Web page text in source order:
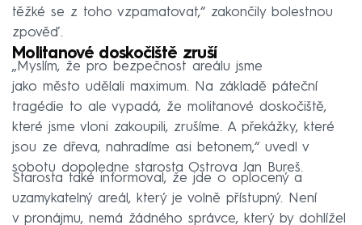
těžké se z toho vzpamatovat,“ zakončily bolestnou
zpověď.
Molitanové doskočiště zruší
„Myslím, že pro bezpečnost areálu jsme
jako město udělali maximum. Na základě páteční
tragédie to ale vypadá, že molitanové doskočiště,
které jsme vloni zakoupili, zrušíme. A překážky, které
jsou ze dřeva, nahradíme asi betonem,“ uvedl v
sobotu dopoledne starosta Ostrova Jan Bureš.
Starosta také informoval, že jde o oplocený a
uzamykatelný areál, který je volně přístupný. Není
v pronájmu, nemá žádného správce, který by dohlížel